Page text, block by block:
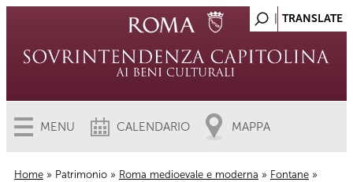
MENU CALENDARIO MAPPA
Home » Patrimonio » Roma medioevale e moderna » Fontane »